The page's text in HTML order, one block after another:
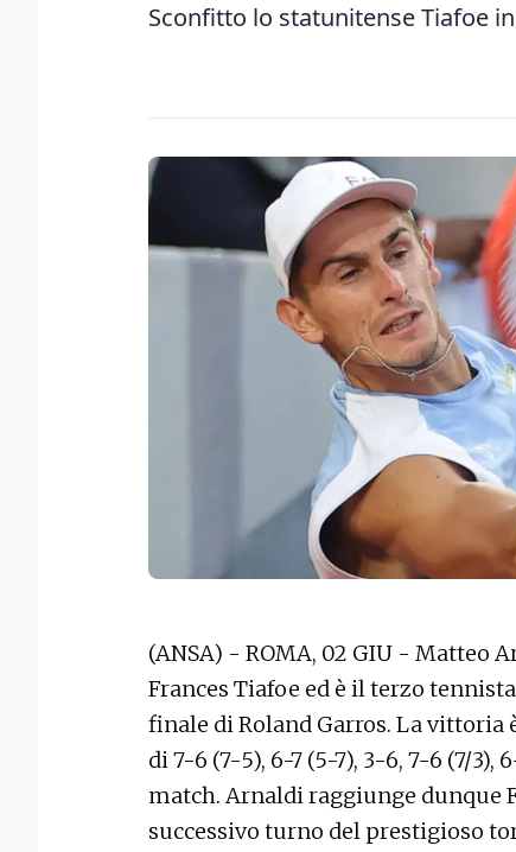
Sconfitto lo statunitense Tiafoe
(ANSA) - ROMA, 02 GIU - Matteo
Frances Tiafoe ed è il terzo
finale di Roland Garros. La
di 7-6 (7-5), 6-7 (5-7), 3-6, 7-6 (7/
match. Arnaldi raggiunge dunque
successivo turno del prestigioso